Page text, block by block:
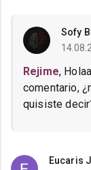
Sofy
Rejime,
comentario,
quisiste
Eucaris